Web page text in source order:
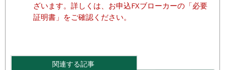
ざいます。詳しくは、お申込FXブローカーの「必要
証明書」をご確認ください。
関連する記事